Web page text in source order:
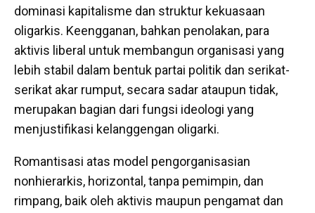
dominasi kapitalisme dan struktur kekuasaan
oligarkis. Keengganan, bahkan penolakan, para
aktivis liberal untuk membangun organisasi yang
lebih stabil dalam bentuk partai politik dan serikat-
serikat akar rumput, secara sadar ataupun tidak,
merupakan bagian dari fungsi ideologi yang
menjustifikasi kelanggengan oligarki.
Romantisasi atas model pengorganisasian
nonhierarkis, horizontal, tanpa pemimpin, dan
rimpang, baik oleh aktivis maupun pengamat dan